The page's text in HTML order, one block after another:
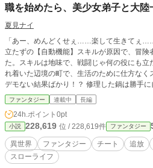
職を始めたら、美少女弟子と大陸
夏見ナイ
「あー、めんどくせぇ……楽して生きてぇ
立たずの【自動機能】スキルが原因で、冒
た。スキルは地味で、戦闘じゃ何の役にも立たな
れ着いた辺境の町で、生活のために仕方な
デモない結果ばかり！？ 修理した鍋は勝手
級の切れ味を発揮。本人は「素材が良かった
いまま、周囲からは「神の手を持つ」と勘違
少女）までできる始末。 「いや、俺はただ楽したいだけなんだが！？」 しか
し、そんなカイの意図とは裏腹に、彼のスキ
それは、時に世界の理すら歪めかねない、制
力の片鱗が、やがて彼自身に牙を剥き、得体
ことになる。 これは、究極の面倒くさがり屋が、無自覚チートで成り上がり
ファンタジー 連載中 長編
24h.ポイント 0pt
小説 228,619 位 / 228,619件 ファンタジー
異世界 ファンタジー チート 追放
スローライフ